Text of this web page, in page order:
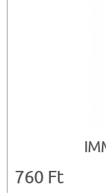
760 Ft